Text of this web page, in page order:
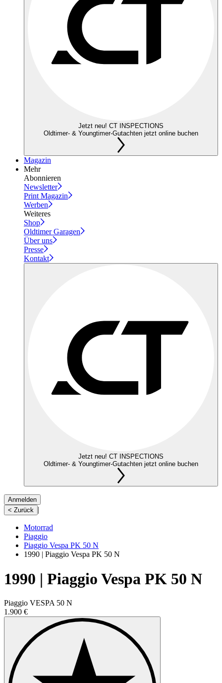
Jetzt neu! CT INSPECTIONS
Oldtimer- & Youngtimer-Gutachten jetzt online buchen
Magazin
Mehr
Abonnieren
Newsletter
Print Magazin
Werben
Weiteres
Shop
Oldtimer Garagen
Über uns
Presse
Kontakt
Jetzt neu! CT INSPECTIONS
Oldtimer- & Youngtimer-Gutachten jetzt online buchen
Anmelden
< Zurück |
Motorrad
Piaggio
Piaggio Vespa PK 50 N
1990 | Piaggio Vespa PK 50 N
1990 | Piaggio Vespa PK 50 N
Piaggio VESPA 50 N
1.900 €